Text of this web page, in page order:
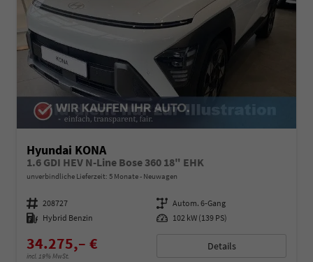
Hyundai KONA
1.6 GDI HEV N-Line Bose 360 18" EHK
unverbindliche Lieferzeit: 5 Monate Neuwagen
Fahrzeugnummer 208727 Getriebe Autom. 6-Gang
Kraftstoff Hybrid Benzin Leistung 102 kW (139 PS)
34.275,– €
incl. 19% MwSt.
Details